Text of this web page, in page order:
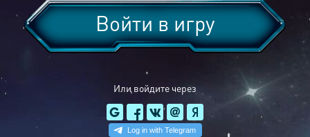
Или войдите через
Войти в игру